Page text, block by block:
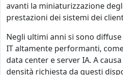
avanti la miniaturizzazione
prestazioni dei sistemi dei
Negli ultimi anni si sono
IT altamente performanti,
data center e server IA. A
densità richiesta da questi